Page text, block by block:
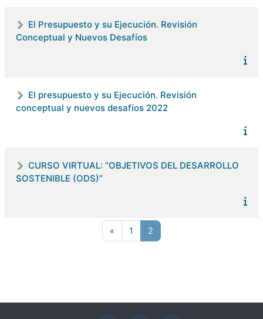
El Presupuesto y su Ejecución. Revisión
Conceptual y Nuevos Desafíos
El presupuesto y su Ejecución. Revisión
conceptual y nuevos desafíos 2022
CURSO VIRTUAL: “OBJETIVOS DEL DESARROLLO
SOSTENIBLE (ODS)”
« Página anterior
1 Página 1
2